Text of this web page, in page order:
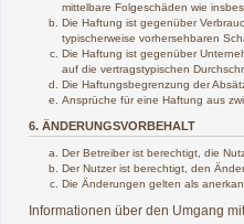
mittelbare Folgeschäden wie
Die Haftung ist gegenüber
typischerweise vorhersehbaren
Die Haftung ist gegenüber
auf die vertragstypischen
Die Haftungsbegrenzung der
Ansprüche für eine Haftung aus
6. ÄNDERUNGSVORBEHALT
Der Betreiber ist berechtigt, die
Der Nutzer ist berechtigt, den
Die Änderungen gelten als
Informationen über den Umgang